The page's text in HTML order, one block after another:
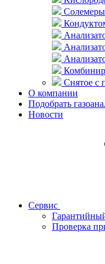
Солемеры
Снятое с
О компании
Подобрать
Новости
Сервис
Проверка